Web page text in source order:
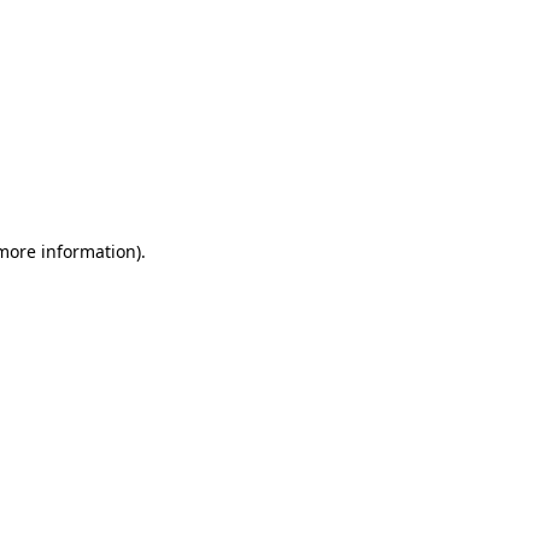
information).